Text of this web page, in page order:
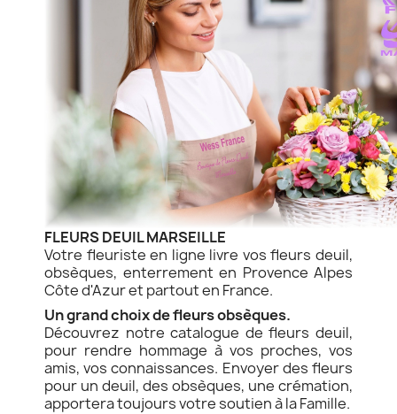
FLEURS DEUIL MARSEILLE
Votre fleuriste en ligne livre vos fleurs deuil,
obsèques, enterrement en Provence Alpes
Côte d'Azur et partout en France.
Un grand choix de fleurs obsèques.
Découvrez notre catalogue de fleurs deuil,
pour rendre hommage à vos proches, vos
amis, vos connaissances. Envoyer des fleurs
pour un deuil, des obsèques, une crémation,
apportera toujours votre soutien à la Famille.